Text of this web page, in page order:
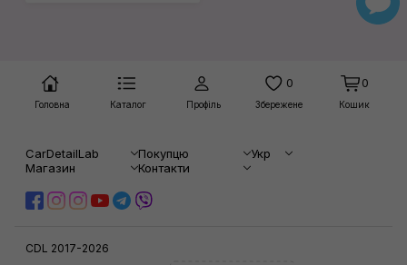
Головна Каталог Профіль
0
Збережене
0
Кошик
CarDetailLab Покупцю
Укр
Магазин
Контакти
CDL 2017-2026